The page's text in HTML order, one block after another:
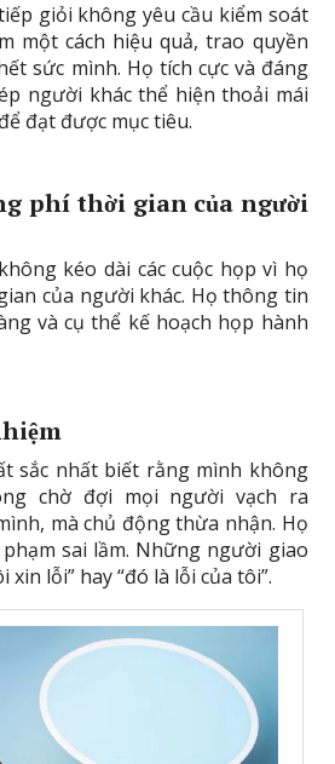
giỏi không yêu cầu kiểm soát
một cách hiệu quả, trao quyền
sức mình. Họ tích cực và đáng
người khác thể hiện thoải mái
đạt được mục tiêu.
phí thời gian của người
kéo dài các cuộc họp vì họ
của người khác. Họ thông tin
và cụ thể kế hoạch họp hành
sắc nhất biết rằng mình không
chờ đợi mọi người vạch ra
mà chủ động thừa nhận. Họ
sai lầm. Những người giao
lỗi” hay “đó là lỗi của tôi”.